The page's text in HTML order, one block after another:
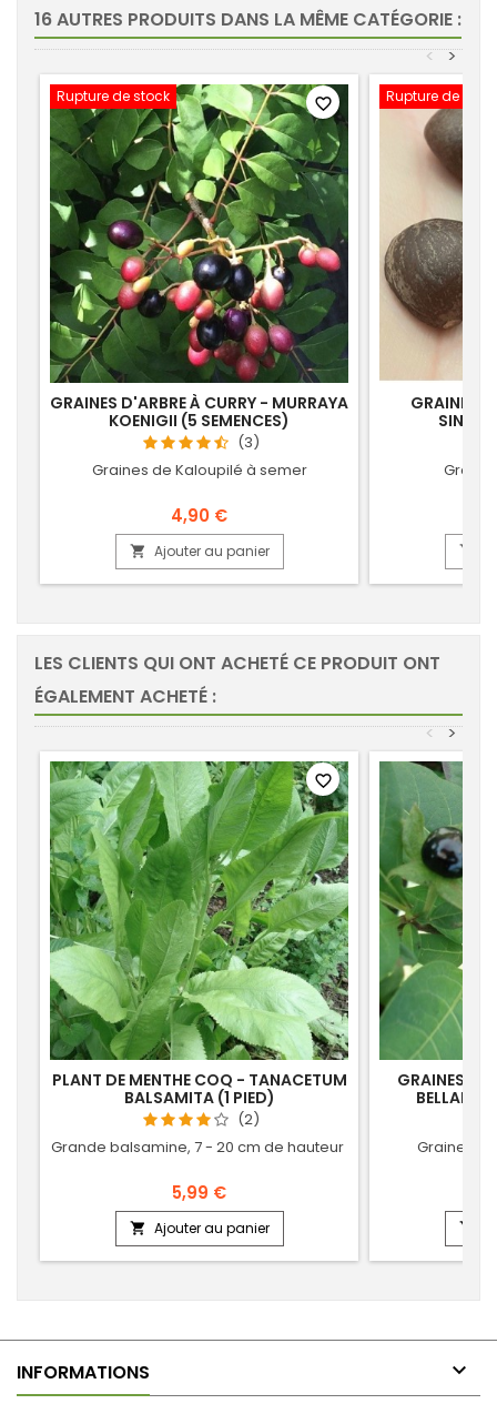
16 AUTRES PRODUITS DANS LA MÊME CATÉGORIE :
>
<
Rupture de stock
GRAINES D'ARBRE À CURRY - MURRAYA
KOENIGII (5 SEMENCES)
(3)
Graines de Kaloupilé à semer
4,90 €
 Ajouter au panier
favorite_border Rupture de
GRAINES

LES CLIENTS QUI ONT ACHETÉ CE PRODUIT ONT
ÉGALEMENT ACHETÉ :
>
<
PLANT DE MENTHE COQ - TANACETUM
BALSAMITA (1 PIED)
(2)
Grande balsamine, 7 - 20 cm de hauteur
5,99 €
 Ajouter au panier
favorite_border
GRAINES DE
Graines

INFORMATIONS 